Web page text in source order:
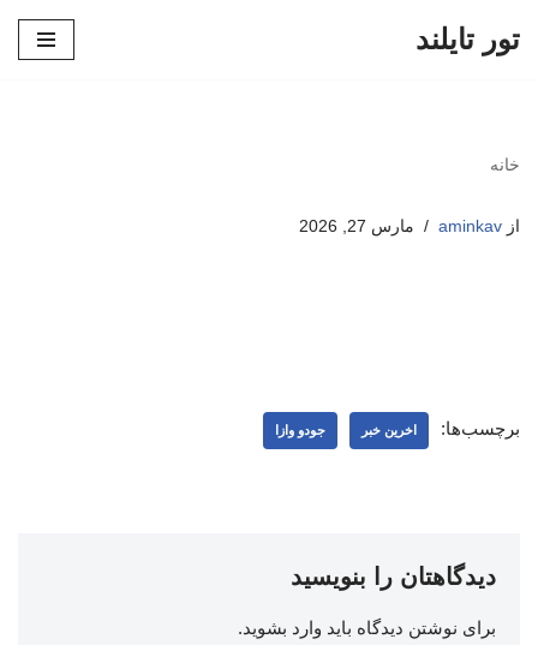
تور تایلند
خانه
از aminkav مارس 27, 2026
برچسب‌ها: اخرین خبر جودو وازا
دیدگاهتان را بنویسید
برای نوشتن دیدگاه باید وارد بشوید.